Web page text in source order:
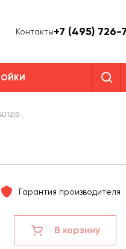
Контакты+7 (495) 726-
Гарантия производителя
В корзину